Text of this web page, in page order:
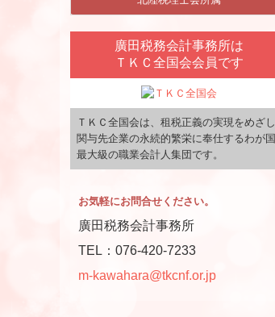
廣田税務会計事務所は
ＴＫＣ全国会会員です
ＴＫＣ全国会は、租税正義の実現をめざし
関与先企業の永続的繁栄に奉仕するわが国
最大級の職業会計人集団です。
お気軽にお問合せください。
廣田税務会計事務所
TEL：076-420-7233
m-kawahara@tkcnf.or.jp